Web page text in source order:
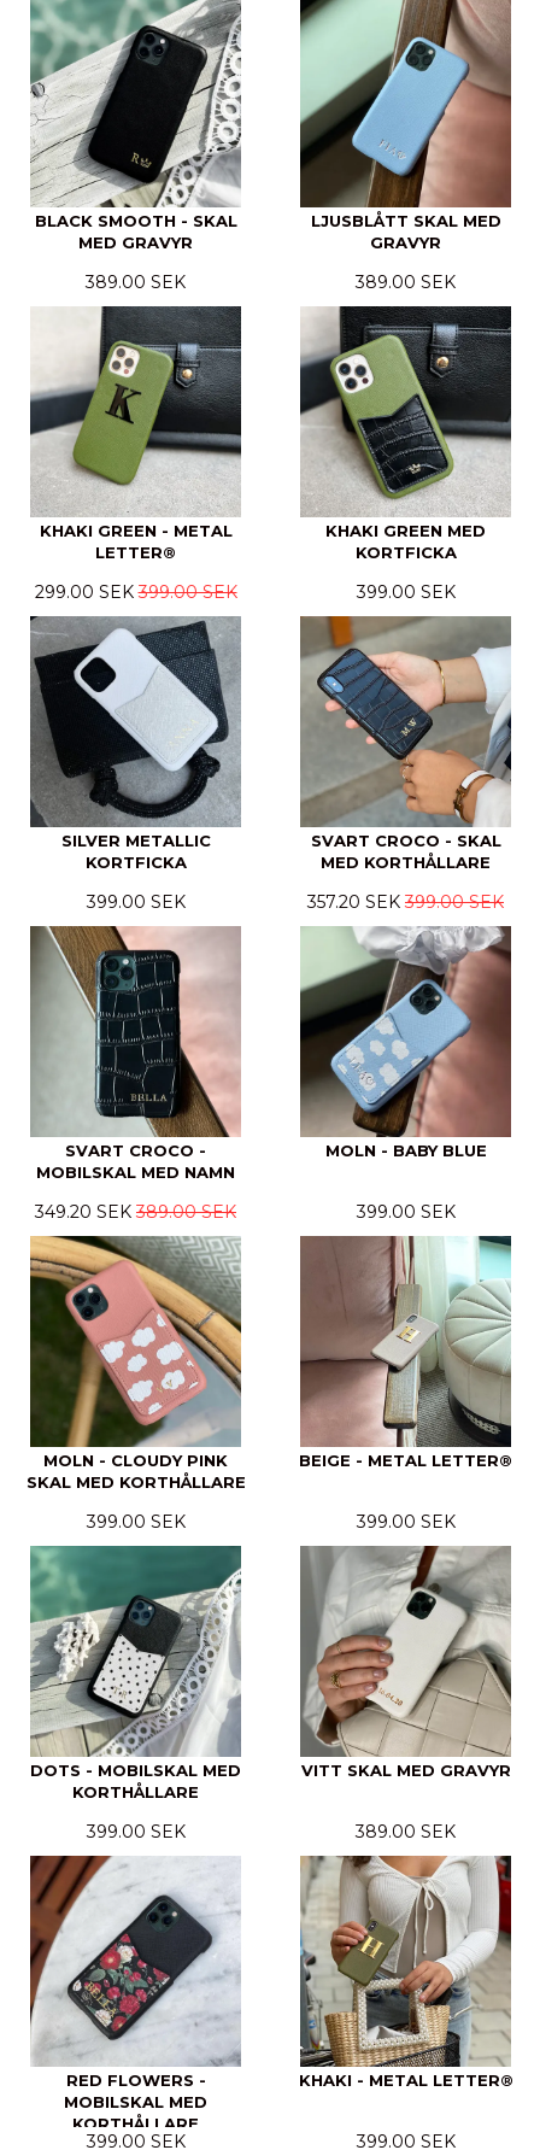
BLACK SMOOTH - SKAL
MED GRAVYR
389.00 SEK
LJUSBLÅTT SKAL MED
GRAVYR
389.00 SEK
KHAKI GREEN - METAL
LETTER®
299.00 SEK399.00 SEK
KHAKI GREEN MED
KORTFICKA
399.00 SEK
SILVER METALLIC
KORTFICKA
399.00 SEK
SVART CROCO - SKAL
MED KORTHÅLLARE
357.20 SEK 399.00 SEK
SVART CROCO -
MOBILSKAL MED NAMN
349.20 SEK 389.00 SEK
MOLN - BABY BLUE
399.00 SEK
MOLN - CLOUDY PINK
SKAL MED KORTHÅLLARE
399.00 SEK
BEIGE - METAL LETTER®
399.00 SEK
DOTS - MOBILSKAL MED
KORTHÅLLARE
399.00 SEK
VITT SKAL MED GRAVYR
389.00 SEK
RED FLOWERS -
MOBILSKAL MED
KORTHÅLLARE
399.00 SEK
KHAKI - METAL LETTER®
399.00 SEK